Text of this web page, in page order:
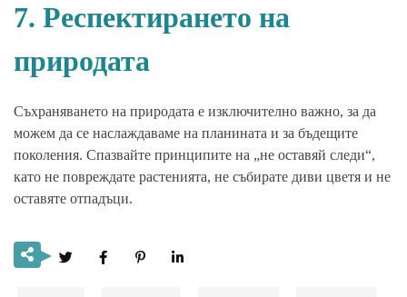
7. Респектирането на
природата
Съхраняването на природата е изключително важно, за да
можем да се наслаждаваме на планината и за бъдещите
поколения. Спазвайте принципите на „не оставяй следи“,
като не повреждате растенията, не събирате диви цветя и не
оставяте отпадъци.